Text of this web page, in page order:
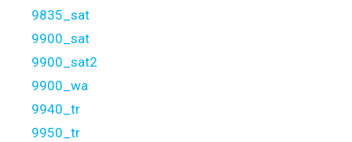
9835_sat
9900_sat
9900_sat2
9900_wa
9940_tr
9950_tr